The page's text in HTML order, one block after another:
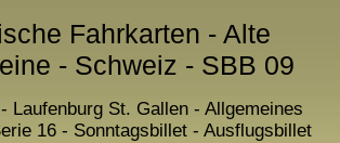
Fahrkarten - Alte
- Schweiz - SBB 09
Laufenburg St. Gallen - Allgemeines
16 - Sonntagsbillet - Ausflugsbillet